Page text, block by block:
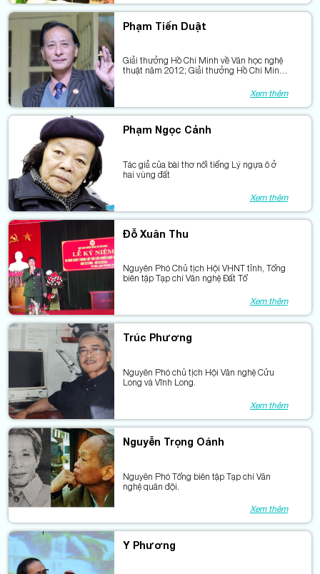
Phạm Tiến Duật
Giải thưởng Hồ Chí Minh về Văn học nghệ
thuật năm 2012; Giải thưởng Hồ Chí Minh
Xem thêm
Phạm Ngọc Cảnh
Tác giả của bài thơ nổi tiếng Lý ngựa ô ở
hai vùng đất
Xem thêm
Đỗ Xuân Thu
Nguyên Phó Chủ tịch Hội VHNT tỉnh, Tổng
biên tập Tạp chí Văn nghệ Đất Tổ
Xem thêm
Trúc Phương
Nguyên Phó chủ tịch Hội Văn nghệ Cửu
Long và Vĩnh Long.
Xem thêm
Nguyễn Trọng Oánh
Nguyên Phó Tổng biên tập Tạp chí Văn
nghệ quân đội.
Xem thêm
Y Phương